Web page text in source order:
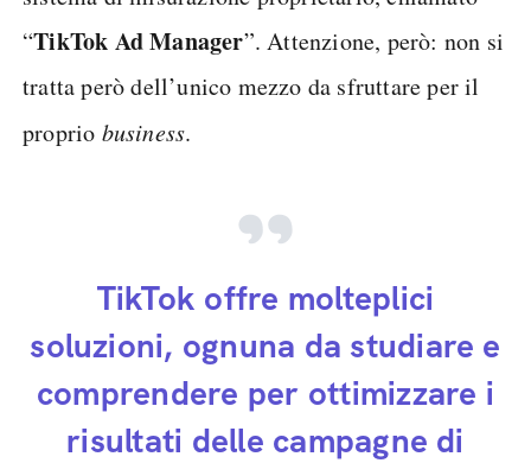
“TikTok Ad Manager”. Attenzione, però: non si
tratta però dell’unico mezzo da sfruttare per il
proprio business.
TikTok offre molteplici
soluzioni, ognuna da studiare e
comprendere per ottimizzare i
risultati delle campagne di